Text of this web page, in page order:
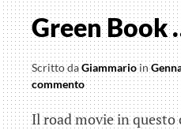
Green Book
Scritto daGiammarioin
commento
Il road movie in questo